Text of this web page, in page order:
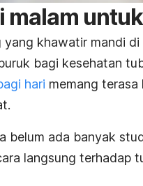
malam
khawatir mandi di
bagi kesehatan
hari memang
belum ada banyak
langsung terhadap